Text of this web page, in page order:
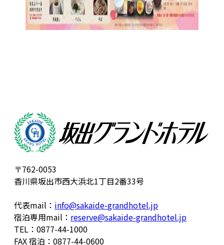
〒762-0053
香川県坂出市西大浜北1丁目2番33号
代表mail： info@sakaide-grandhotel.jp
宿泊専用mail： reserve@sakaide-grandhotel.jp
TEL：0877-44-1000
FAX 宿泊：0877-44-0600